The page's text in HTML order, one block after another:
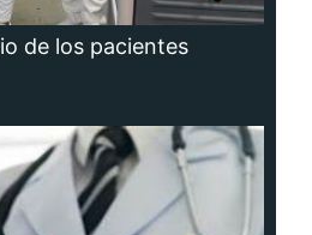
de los pacientes